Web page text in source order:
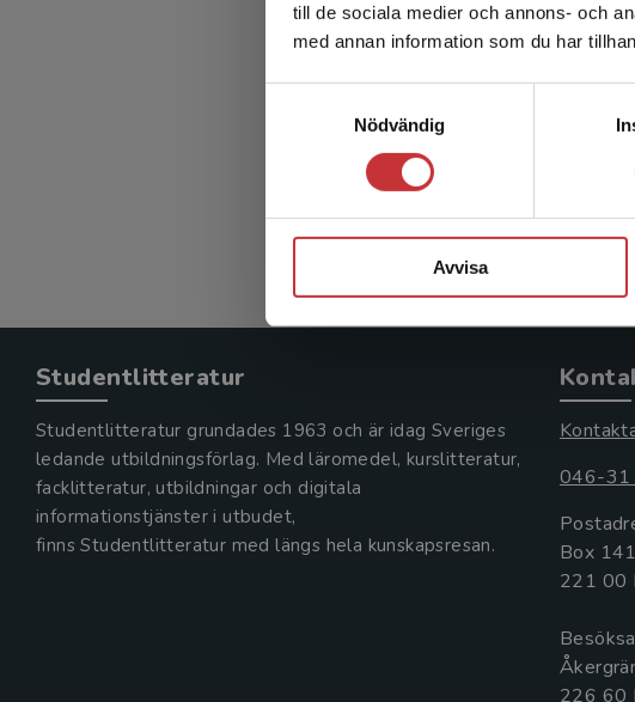
till de sociala medier och annons- och
med annan information som du har
Nödvändig
Avvisa
Sverige.
Studentlitteratur
Studentlitteratur grundades 1963 och är idag Sveriges
ledande utbildningsförlag. Med läromedel, kurslitteratur,
facklitteratur, utbildningar och digitala
informationstjänster i utbudet,
finns Studentlitteratur med längs hela kunskapsresan.
046-31
Box 141
221 00